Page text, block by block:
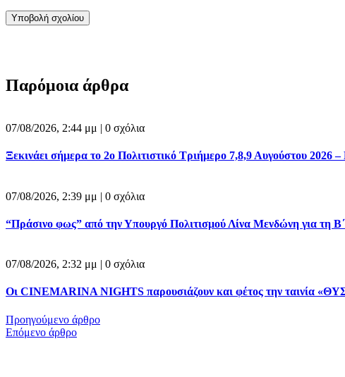
Παρόμοια άρθρα
07/08/2026, 2:44 μμ | 0 σχόλια
Ξεκινάει σήμερα το 2ο Πολιτιστικό Τριήμερο 7,8,9 Αυγούστου
07/08/2026, 2:39 μμ | 0 σχόλια
“Πράσινο φως” από την Υπουργό Πολιτισμού Λίνα Μενδώνη για τη
07/08/2026, 2:32 μμ | 0 σχόλια
Οι CINEMARINA NIGHTS παρουσιάζουν και φέτος την ταινία
Προηγούμενο άρθρο
Επόμενο άρθρο